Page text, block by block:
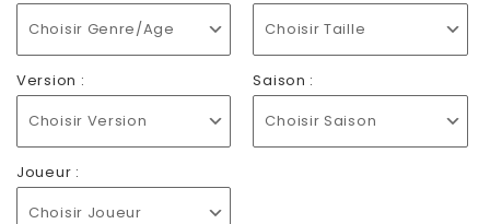
Choisir Genre/Age
Choisir Taille
Version :
Choisir Version
Saison :
Choisir Saison
Joueur :
Choisir Joueur